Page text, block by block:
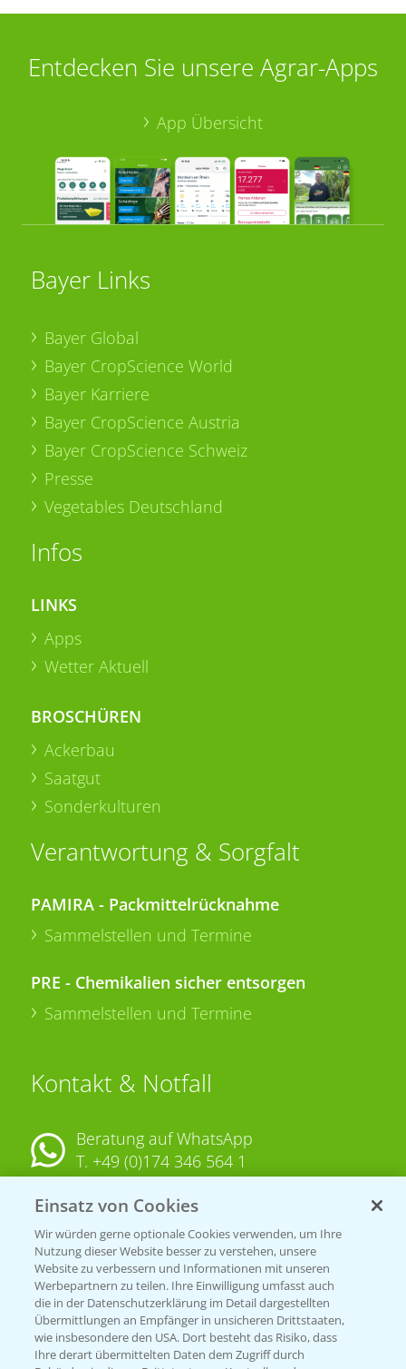
Entdecken Sie unsere Agrar-Apps
App Übersicht
Bayer Links
Bayer Global
Bayer CropScience World
Bayer Karriere
Bayer CropScience Austria
Bayer CropScience Schweiz
Presse
Vegetables Deutschland
Infos
LINKS
Apps
Wetter Aktuell
BROSCHÜREN
Ackerbau
Saatgut
Sonderkulturen
Verantwortung & Sorgfalt
PAMIRA - Packmittelrücknahme
Sammelstellen und Termine
PRE - Chemikalien sicher entsorgen
Sammelstellen und Termine
Kontakt & Notfall
Beratung auf WhatsApp
T. +49 (0)174 346 564 1
KONTAKT
Hilfe in Notfällen
T.+49 (0)214/30-20220
Einsatz von Cookies
Wir würden gerne optionale Cookies verwenden, um Ihre
Nutzung dieser Website besser zu verstehen, unsere
Website zu verbessern und Informationen mit unseren
Werbepartnern zu teilen. Ihre Einwilligung umfasst auch
die in der Datenschutzerklärung im Detail dargestellten
Übermittlungen an Empfänger in unsicheren Drittstaaten,
wie insbesondere den USA. Dort besteht das Risiko, dass
Ihre derart übermittelten Daten dem Zugriff durch